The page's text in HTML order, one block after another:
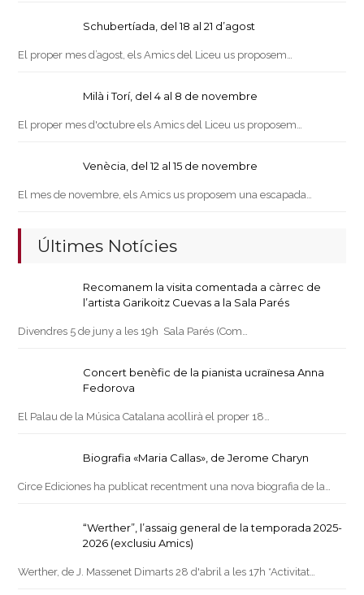
Schubertíada, del 18 al 21 d’agost
El proper mes d’agost, els Amics del Liceu us proposem…
Milà i Torí, del 4 al 8 de novembre
El proper mes d'octubre els Amics del Liceu us proposem…
Venècia, del 12 al 15 de novembre
El mes de novembre, els Amics us proposem una escapada…
Últimes Notícies
Recomanem la visita comentada a càrrec de
l’artista Garikoitz Cuevas a la Sala Parés
Divendres 5 de juny a les 19h Sala Parés (Com…
Concert benèfic de la pianista ucraïnesa Anna
Fedorova
El Palau de la Música Catalana acollirà el proper 18…
Biografia «Maria Callas», de Jerome Charyn
Circe Ediciones ha publicat recentment una nova biografia de la…
“Werther”, l’assaig general de la temporada 2025-
2026 (exclusiu Amics)
Werther, de J. Massenet Dimarts 28 d'abril a les 17h *Activitat…